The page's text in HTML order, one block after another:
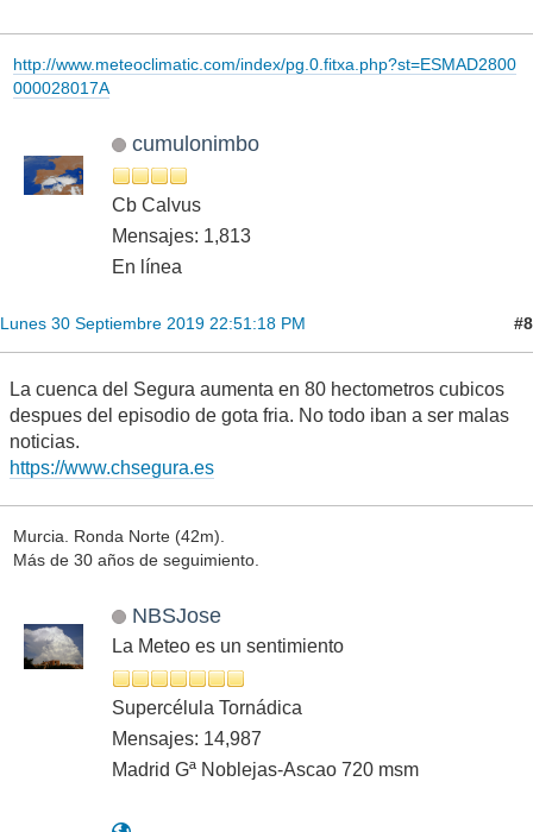
http://www.meteoclimatic.com/index/pg.0.fitxa.php?st=ESMAD2800
000028017A
cumulonimbo
Cb Calvus
Mensajes: 1,813
En línea
Lunes 30 Septiembre 2019 22:51:18 PM #8
La cuenca del Segura aumenta en 80 hectometros cubicos
despues del episodio de gota fria. No todo iban a ser malas
noticias.
https://www.chsegura.es
Murcia. Ronda Norte (42m).
Más de 30 años de seguimiento.
NBSJose
La Meteo es un sentimiento
Supercélula Tornádica
Mensajes: 14,987
Madrid Gª Noblejas-Ascao 720 msm